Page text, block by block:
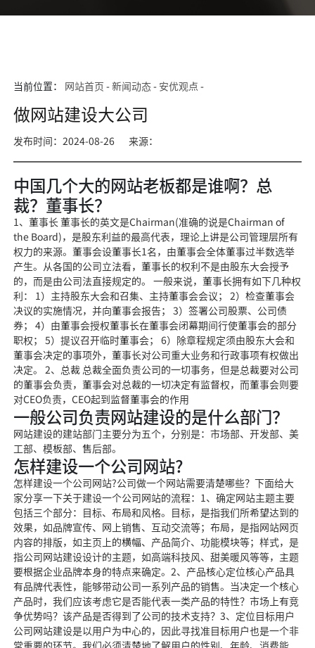
当前位置： 网站首页 -新闻动态- 安优观点 -
做网站建设大公司
发布时间：2024-08-26 来源：
中国几个大的网站老板都是谁啊？总
裁？董事长？
1、董事长 董事长的英文是Chairman(准确的说是Chairman of
the Board)，是股东利益的最高代表，理论上讲是公司管理层所有
权力的来源。董事会设董事长1名，由董事会全体董事过半数选举
产生。从各国的公司立法看，董事长的权利不是由股东大会授予
的，而是由公司法直接规定的。 一般来说，董事长拥有如下几种权
利： 1）主持股东大会和召集、主持董事会会议； 2）检查董事会
决议的实施情况，并向董事会报告； 3）签署公司股票、公司债
券； 4）由董事会授权董事长在董事会闭幕期间行使董事会的部分
职权； 5）提议召开临时董事会； 6）除章程规定须由股东大会和
董事会决定的事项外，董事长对公司重大业务和行政事项有权做出
决定。 2、总裁 总裁全面负责公司的一切事务，但是总裁要对公司
的董事会负责，董事会对总裁的一切决定有监督权，而董事会则要
对CEO负责，CEO起到监督董事会的作用
一般公司负责网站建设的是什么部门？
网站建设的建站部门主要分为五个，分别是：市场部、开发部、美
工部、模板部、售后部。
怎样建设一个公司网站?
怎样建设一个公司网站?公司做一个网站需要清楚哪些？下面给大
家分享一下关于建设一个公司网站的流程：1、确定网站主题主要
包括三个部分：目标、布局和风格。目标，是指我们所希望达到的
效果，如品牌宣传、网上销售、互动交流等；布局，是指网站网页
内容的排版，如主页上的横幅、产品简介、功能模块等；样式，是
指公司网站建设设计的主题，如高端科技风、甜美暖风等等，主题
要根据企业品牌本身的特点来确定。2、产品核心定位核心产品具
有品牌代表性，能够带动公司一系列产品的销售。当决定一个核心
产品时，我们应该考虑它是否能代表一类产品的特性？市场上有竞
争优势吗？该产品是否得到了公司的技术支持？3、定位目标用户
公司网站建设是以用户为中心的，因此寻找准目标用户也是一个非
常重要的环节。我们必须清楚地了解用户的性别、年龄、消费能